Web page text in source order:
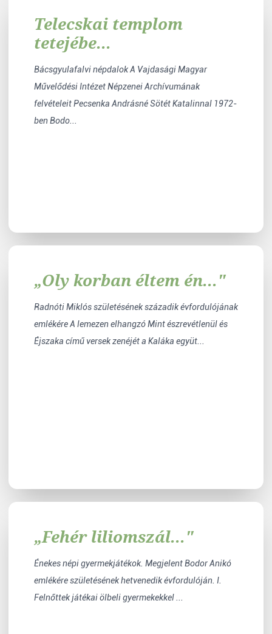
Telecskai templom
tetejébe...
Bácsgyulafalvi népdalok A Vajdasági Magyar
Művelődési Intézet Népzenei Archívumának
felvételeit Pecsenka Andrásné Sötét Katalinnal 1972-
ben Bodo...
„Oly korban éltem én..."
Radnóti Miklós születésének századik évfordulójának
emlékére A lemezen elhangzó Mint észrevétlenül és
Éjszaka című versek zenéjét a Kaláka együt...
„Fehér liliomszál..."
Énekes népi gyermekjátékok. Megjelent Bodor Anikó
emlékére születésének hetvenedik évfordulóján. I.